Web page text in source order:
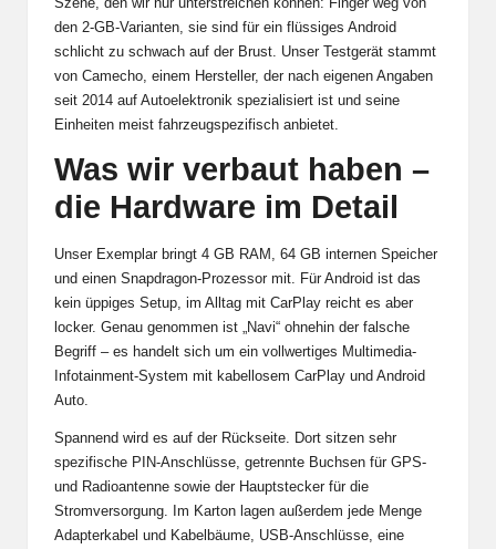
den 2-GB-Varianten, sie sind für ein flüssiges Android
schlicht zu schwach auf der Brust. Unser Testgerät stammt
von Camecho, einem Hersteller, der nach eigenen Angaben
seit 2014 auf Autoelektronik spezialisiert ist und seine
Einheiten meist fahrzeugspezifisch anbietet.
Was wir verbaut haben –
die Hardware im Detail
Unser Exemplar bringt 4 GB RAM, 64 GB internen Speicher
und einen Snapdragon-Prozessor mit. Für Android ist das
kein üppiges Setup, im Alltag mit CarPlay reicht es aber
locker. Genau genommen ist „Navi“ ohnehin der falsche
Begriff – es handelt sich um ein vollwertiges Multimedia-
Infotainment-System mit kabellosem CarPlay und Android
Auto.
Spannend wird es auf der Rückseite. Dort sitzen sehr
spezifische PIN-Anschlüsse, getrennte Buchsen für GPS-
und Radioantenne sowie der Hauptstecker für die
Stromversorgung. Im Karton lagen außerdem jede Menge
Adapterkabel und Kabelbäume, USB-Anschlüsse, eine